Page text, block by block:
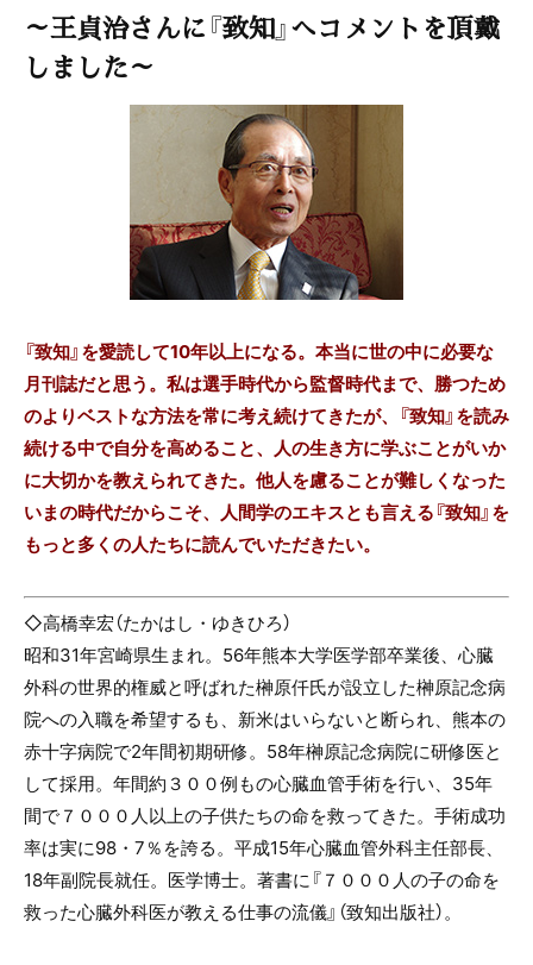
～王貞治さんに『致知』へコメントを頂戴
しました～
『致知』を愛読して10年以上になる。本当に世の中に必要な
月刊誌だと思う。私は選手時代から監督時代まで、勝つため
のよりベストな方法を常に考え続けてきたが、『致知』を読み
続ける中で自分を高めること、人の生き方に学ぶことがいか
に大切かを教えられてきた。他人を慮ることが難しくなった
いまの時代だからこそ、人間学のエキスとも言える『致知』を
もっと多くの人たちに読んでいただきたい。
◇高橋幸宏（たかはし・ゆきひろ）
昭和31年宮崎県生まれ。 56年熊本大学医学部卒業後、心臓
外科の世界的権威と呼ばれた榊原仟氏が設立した榊原記念病
院への入職を希望するも、新米はいらないと断られ、熊本の
赤十字病院で2年間初期研修。 58年榊原記念病院に研修医と
して採用。年間約３００例もの心臓血管手術を行い、 35年
間で７０００人以上の子供たちの命を救ってきた。手術成功
率は実に98 ・ 7％を誇る。平成15年心臓血管外科主任部長、
18年副院長就任。医学博士。著書に『７０００人の子の命を
救った心臓外科医が教える仕事の流儀』（致知出版社）。